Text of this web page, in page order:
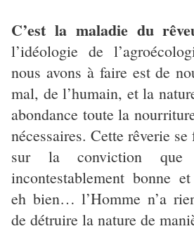
C’est la maladie du
l’idéologie de
nous avons à faire est de
mal, de l’humain, et la
abondance toute la
nécessaires. Cette rêverie
sur la conviction
incontestablement bonne
eh bien… l’Homme n’a
de détruire la nature de